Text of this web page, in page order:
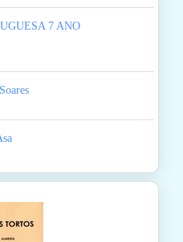
7 ANO